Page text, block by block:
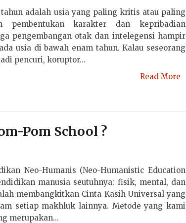
adalah usia yang paling kritis atau paling
pembentukan karakter dan kepribadian
pengembangan otak dan intelegensi hampir
usia di bawah enam tahun. Kalau seseorang
pencuri, koruptor...
Read More
Pom School ?
Neo-Humanis (Neo-Humanistic Education
manusia seutuhnya: fisik, mental, dan
membangkitkan Cinta Kasih Universal yang
setiap makhluk lainnya. Metode yang kami
merupakan...